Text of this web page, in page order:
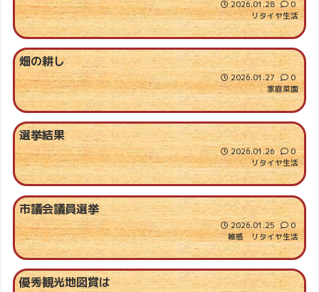
2026.01.28
0
リタイヤ生活
畑の耕し
2026.01.27
0
家庭菜園
選挙結果
2026.01.26
0
リタイヤ生活
市議会議員選挙
2026.01.25
0
雑感
リタイヤ生活
優秀観光地図賞は